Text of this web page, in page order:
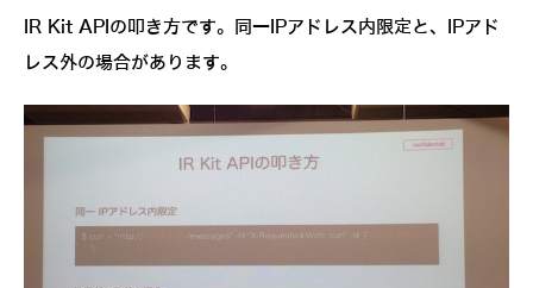
IR Kit APIの叩き方です。同一IPアドレス内限定と、IPアド
レス外の場合があります。